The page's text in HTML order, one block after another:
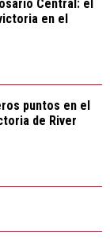
Central: el
en el
puntos en el
de River